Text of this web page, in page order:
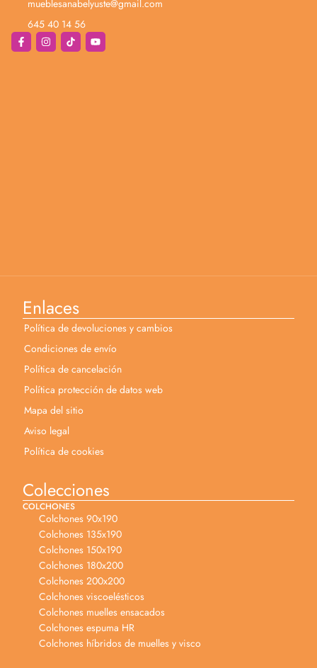
mueblesanabelyuste@gmail.com
645 40 14 56
Enlaces
Política de devoluciones y cambios
Condiciones de envío
Política de cancelación
Política protección de datos web
Mapa del sitio
Aviso legal
Política de cookies
Colecciones
COLCHONES
Colchones 90x190
Colchones 135x190
Colchones 150x190
Colchones 180x200
Colchones 200x200
Colchones viscoelésticos
Colchones muelles ensacados
Colchones espuma HR
Colchones híbridos de muelles y visco